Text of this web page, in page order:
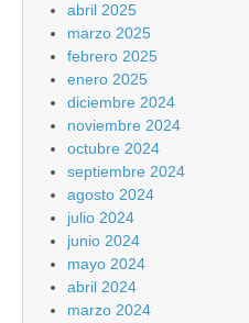
abril 2025
marzo 2025
febrero 2025
enero 2025
diciembre 2024
noviembre 2024
octubre 2024
septiembre 2024
agosto 2024
julio 2024
junio 2024
mayo 2024
abril 2024
marzo 2024